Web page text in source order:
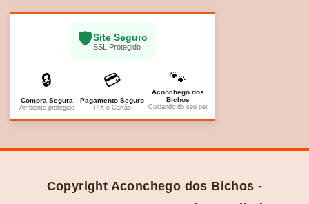
🛡️Site Seguro
SSL Protegido
🔒
Compra Segura
Ambiente protegido
💳
Pagamento Seguro
PIX e Cartão
🐾
Aconchego dos
Bichos
Cuidando do seu pet
Copyright Aconchego dos Bichos -